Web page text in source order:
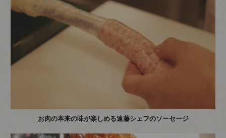
お肉の本来の味が楽しめる遠藤シェフのソーセージ